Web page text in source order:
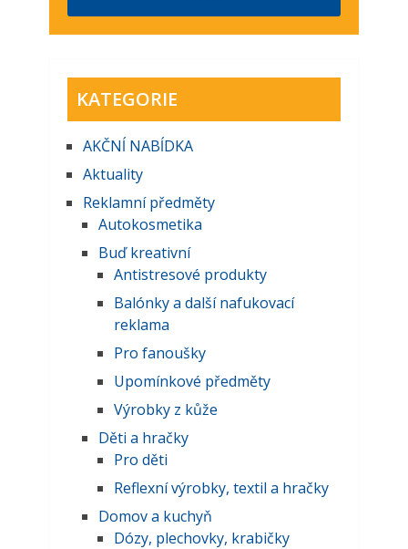
KATEGORIE
AKČNĺ NABĺDKA
Aktuality
Reklamní předměty
Autokosmetika
Buď kreativní
Antistresové produkty
Balónky a další nafukovací
reklama
Pro fanoušky
Upomínkové předměty
Výrobky z kůže
Děti a hračky
Pro děti
Reflexní výrobky, textil a hračky
Domov a kuchyň
Dózy, plechovky, krabičky